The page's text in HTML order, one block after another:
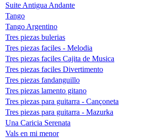
Suite Antigua Andante
Tango
Tango Argentino
Tres piezas bulerias
Tres piezas faciles - Melodia
Tres piezas faciles Cajita de Musica
Tres piezas faciles Divertimento
Tres piezas fandanguillo
Tres piezas lamento gitano
Tres piezas para guitarra - Cançoneta
Tres piezas para guitarra - Mazurka
Una Caricia Serenata
Vals en mi menor